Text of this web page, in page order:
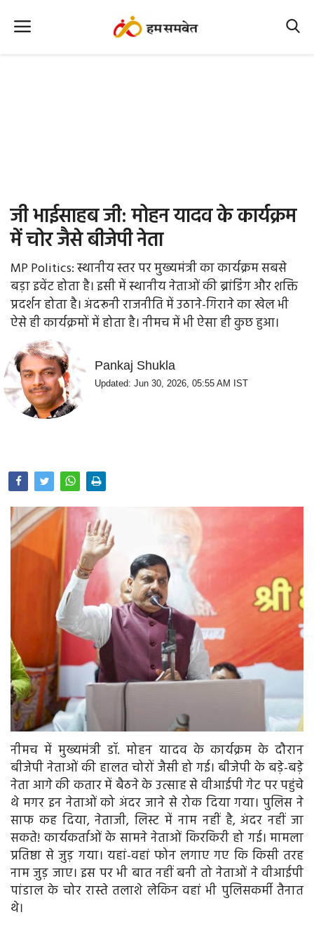
Office Office
Farm & Food
Opinion
Health & Lifestyle
Photo Gallery
Home
जी भाईसाहब जी: मोहन यादव के कार्यक्रम
में चोर जैसे बीजेपी नेता
MP Politics: स्थानीय स्तर पर मुख्यमंत्री का कार्यक्रम सबसे
बड़ा इवेंट होता है। इसी में स्थानीय नेताओं की ब्रांडिंग और शक्ति
प्रदर्शन होता है। अंदरूनी राजनीति में उठाने-गिराने का खेल भी
ऐसे ही कार्यक्रमों में होता है। नीमच में भी ऐसा ही कुछ हुआ।
Pankaj Shukla
Updated: Jun 30, 2026, 05:55 AM IST
नीमच में मुख्यमंत्री डॉ. मोहन यादव के कार्यक्रम के दौरान
बीजेपी नेताओं की हालत चोरों जैसी हो गई। बीजेपी के बड़े-बड़े
नेता आगे की कतार में बैठने के उत्साह से वीआईपी गेट पर पहुंचे
थे मगर इन नेताओं को अंदर जाने से रोक दिया गया। पुलिस ने
साफ कह दिया, नेताजी, लिस्ट में नाम नहीं है, अंदर नहीं जा
सकते! कार्यकर्ताओं के सामने नेताओं किरकिरी हो गई। मामला
प्रतिष्ठा से जुड़ गया। यहां-वहां फोन लगाए गए कि किसी तरह
नाम जुड़ जाए। इस पर भी बात नहीं बनी तो नेताओं ने वीआईपी
पांडाल के चोर रास्ते तलाशे लेकिन वहां भी पुलिसकर्मी तैनात
थे।